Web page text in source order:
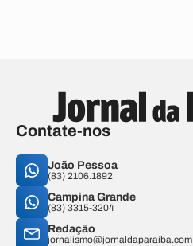
Contate-nos
João Pessoa
(83) 2106.1892
Campina Grande
(83) 3315-3204
Redação